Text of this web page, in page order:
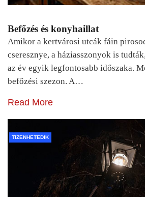
Befőzés és konyhaillat
Amikor a kertvárosi utcák fáin
cseresznye, a háziasszonyok is
az év egyik legfontosabb időszaka.
befőzési szezon. A…
Read More
TIZENHETEDIK